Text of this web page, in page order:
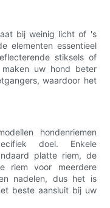
bij weinig licht of 's
elementen essentieel
stiksels of
uw hond beter
waardoor het
hondenriemen
doel. Enkele
platte riem, de
riem voor meerdere
nadelen, dus het is
beste aansluit bij uw